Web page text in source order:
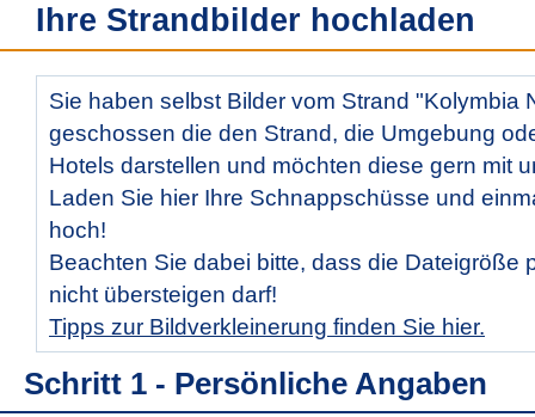
Ihre Strandbilder hochladen
Sie haben selbst Bilder vom Strand "Kolymbia
geschossen die den Strand, die Umgebung
Hotels darstellen und möchten diese gern mit
Laden Sie hier Ihre Schnappschüsse und
hoch!
Beachten Sie dabei bitte, dass die Dateigröße
nicht übersteigen darf!
Tipps zur Bildverkleinerung finden Sie hier.
Schritt 1 - Persönliche Angaben